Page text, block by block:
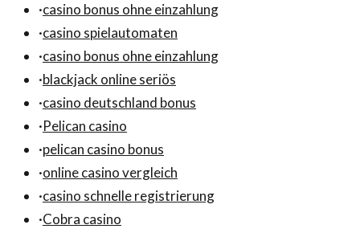
·casino bonus ohne einzahlung
·casino spielautomaten
·casino bonus ohne einzahlung
·blackjack online seriös
·casino deutschland bonus
·Pelican casino
·pelican casino bonus
·online casino vergleich
·casino schnelle registrierung
·Cobra casino